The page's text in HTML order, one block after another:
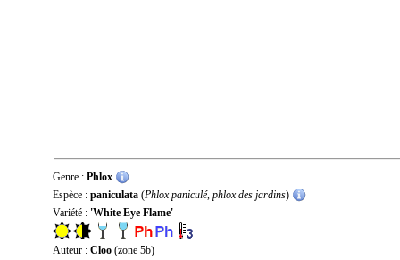
Genre : Phlox
Espèce : paniculata (Phlox paniculé, phlox des jardins)
Variété : 'White Eye Flame'
Auteur : Cloo (zone 5b)